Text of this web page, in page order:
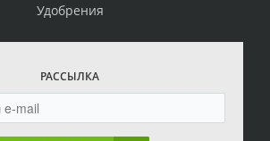
Удобрения
РАССЫЛКА